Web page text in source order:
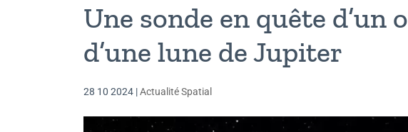
Une sonde en quête d’un
d’une lune de Jupiter
28 10 2024 |Actualité Spatial